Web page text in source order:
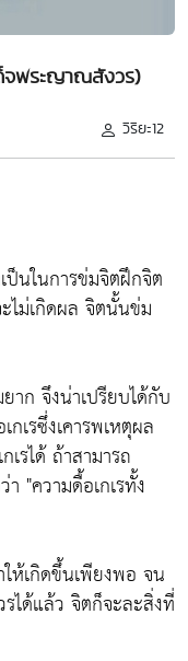
จพระญาณสังวร)
วิริยะ12
นในการข่มจิตฝึกจิต
ไม่เกิดผล จิตนั้นข่ม
าก จึงน่าเปรียบได้กับ
กเรซึ่งเคารพเหตุผล
รได้ ถ้าสามารถ
า "ความดื้อเกเรทั้ง
ห้เกิดขึ้นเพียงพอ จน
ได้แล้ว จิตก็จะละสิ่งที่